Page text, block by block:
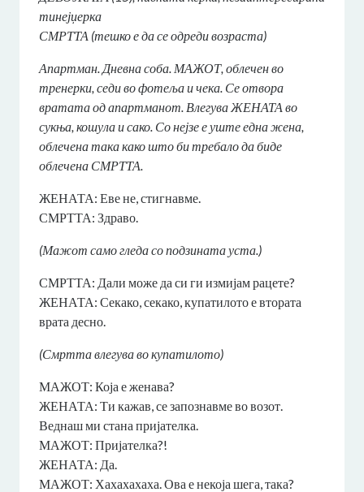
тинејџерка
СМРТТА (тешко е да се одреди возраста)
Апартман. Дневна соба. МАЖОТ, облечен во
тренерки, седи во фотеља и чека. Се отвора
вратата од апартманот. Влегува ЖЕНАТА во
сукња, кошула и сако. Со нејзе е уште една жена,
облечена така како што би требало да биде
облечена СМРТТА.
ЖЕНАТА: Еве не, стигнавме.
СМРТТА: Здраво.
(Мажот само гледа со подзината уста.)
СМРТТА: Дали може да си ги измијам рацете?
ЖЕНАТА: Секако, секако, купатилото е втората
врата десно.
(Смртта влегува во купатилото)
МАЖОТ: Која е женава?
ЖЕНАТА: Ти кажав, се запознавме во возот.
Веднаш ми стана пријателка.
МАЖОТ: Пријателка?!
ЖЕНАТА: Да.
МАЖОТ: Хахахахаха. Ова е некоја шега, така?